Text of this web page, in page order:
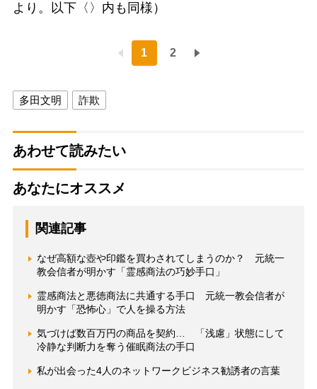
より。以下〈〉内も同様）
1 2
多田文明 詐欺
あわせて読みたい
あなたにオススメ
関連記事
なぜ高額な壺や印鑑を買わされてしまうのか？ 元統一
教会信者が明かす「霊感商法の巧妙手口」
霊感商法と悪徳商法に共通する手口 元統一教会信者が
明かす「恐怖心」で人を操る方法
気づけば数百万円の商品を契約… 「浅慮」状態にして
冷静な判断力を奪う催眠商法の手口
私が出会った4人のネットワークビジネス勧誘者の言葉